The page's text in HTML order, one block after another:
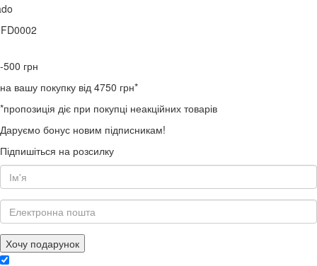
-500 грн
на вашу покупку від 4750 грн*
*пропозиція діє при покупці неакційних товарів
Даруємо бонус новим підписникам!
Підпишіться на розсилку
Хочу подарунок